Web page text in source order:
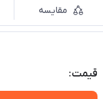
مقایسه
قیمت: